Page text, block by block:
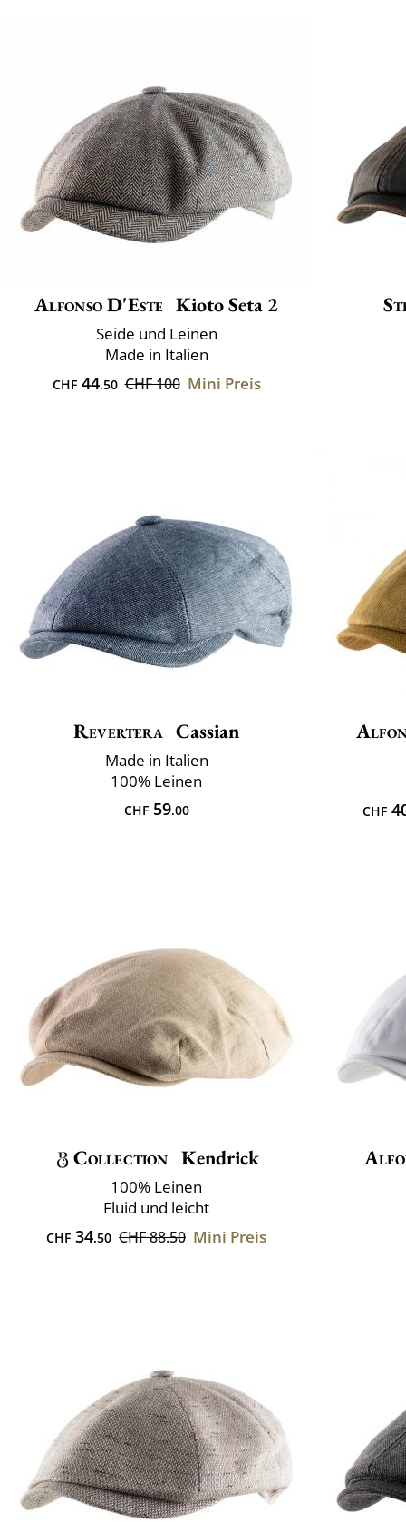
Alfonso D'Este Kioto Seta 2
Seide und Leinen
Made in Italien
CHF44.50 CHF 100 Mini Preis
Revertera Cassian
Made in Italien
100% Leinen
CHF59.00 CHF
Collection Kendrick
100% Leinen
Fluid und leicht
CHF 34.50 CHF 88.50 Mini Preis